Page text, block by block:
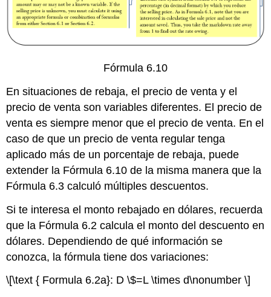
Fórmula 6.10
En situaciones de rebaja, el precio de venta y el
precio de venta son variables diferentes. El precio de
venta es siempre menor que el precio de venta. En el
caso de que un precio de venta regular tenga
aplicado más de un porcentaje de rebaja, puede
extender la Fórmula 6.10 de la misma manera que la
Fórmula 6.3 calculó múltiples descuentos.
Si te interesa el monto rebajado en dólares, recuerda
que la Fórmula 6.2 calcula el monto del descuento en
dólares. Dependiendo de qué información se
conozca, la fórmula tiene dos variaciones:
\[\text { Formula 6.2a}: D \$=L \times d\nonumber \]